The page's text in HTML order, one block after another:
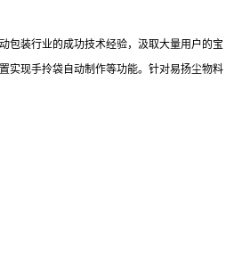
包装行业的成功技术经验，汲取大量用户的宝
实现手拎袋自动制作等功能。针对易扬尘物料